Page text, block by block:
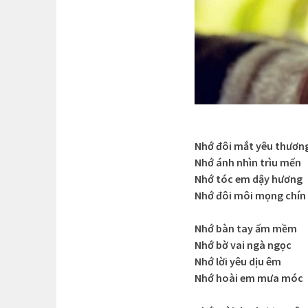
Nhớ đôi mắt yêu
Nhớ ánh nhìn trìu mến
Nhớ tóc em dậy hương
Nhớ đôi môi mọng chín
Nhớ bàn tay ấm mềm
Nhớ bờ vai ngà ngọc
Nhớ lời yêu dịu êm
Nhớ hoài em mưa móc